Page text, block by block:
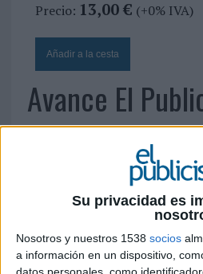
Su privacidad es
Nosotros y nuestros 1538 socios
a información en un dispositivo,
datos personales, como
Precio: 13,00 € (+0% IVA)
Avance El
244: